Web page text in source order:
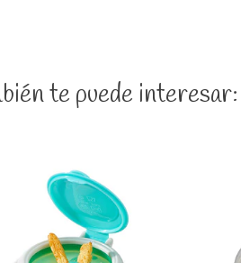
te puede interesar: